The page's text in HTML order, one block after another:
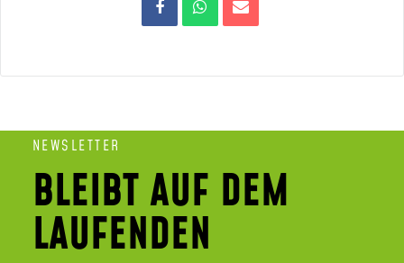
NEWSLETTER
BLEIBT AUF DEM
LAUFENDEN